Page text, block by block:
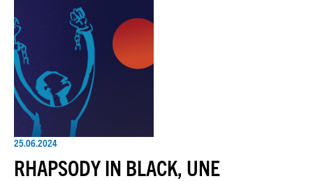
25.06.2024
RHAPSODY IN BLACK, UNE